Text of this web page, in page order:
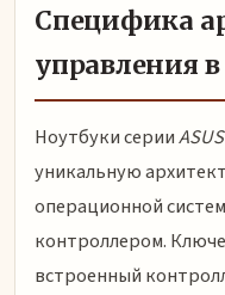
Специфика
управления в
Ноутбуки серии
уникальную
операционной
контроллером.
встроенный